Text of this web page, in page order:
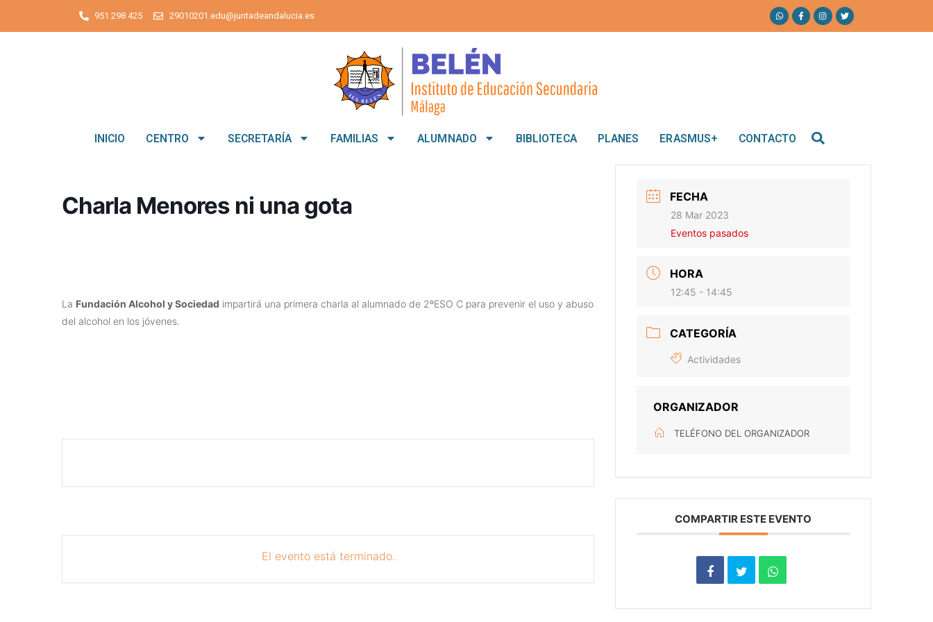
951 298 425 29010201.edu@juntadeandalucia.es
INICIO CENTRO SECRETARÍA FAMILIAS ALUMNADO BIBLIOTECA PLANES ERASMUS+ CONTACTO
Charla Menores ni una gota
La Fundación Alcohol y Sociedad impartirá una primera charla al alumnado de 2ºESO C para prevenir el uso y abuso
del alcohol en los jóvenes.
El evento está terminado.
FECHA
28 Mar 2023
Eventos pasados
HORA
12:45 - 14:45
CATEGORÍA
Actividades
ORGANIZADOR
TELÉFONO DEL ORGANIZADOR
COMPARTIR ESTE EVENTO